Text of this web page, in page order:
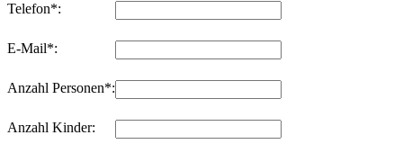
Telefon*:
E-Mail*:
Anzahl Personen*:
Anzahl Kinder: